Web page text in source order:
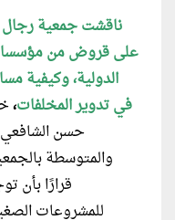
ناقشت جمعية
الدولية، وكيفية
في تدوير المخلفات،
حسن
والمتوسطة
للمشروعات